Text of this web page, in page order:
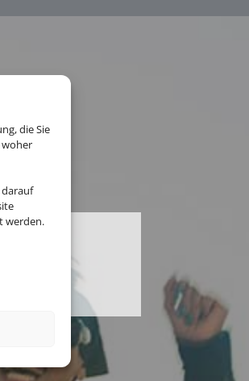
die Sie
woher
werden.